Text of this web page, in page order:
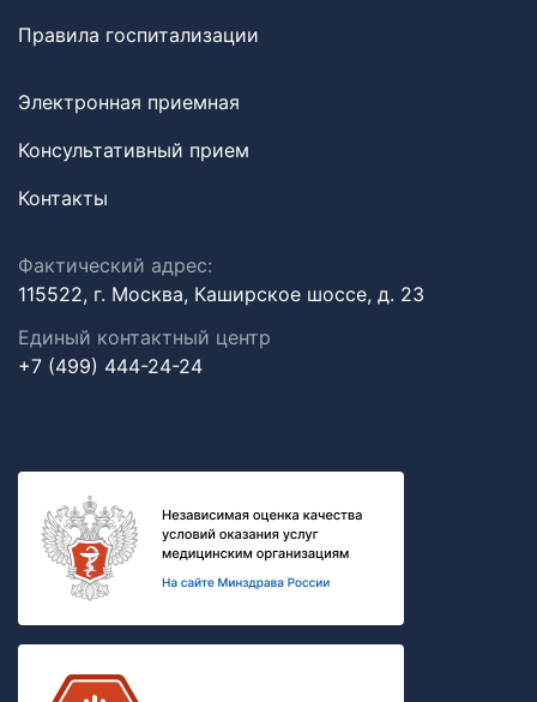
Правила госпитализации
Электронная приемная
Консультативный прием
Контакты
Фактический адрес:
115522, г. Москва, Каширское шоссе, д. 23
Единый контактный центр
+7 (499) 444-24-24